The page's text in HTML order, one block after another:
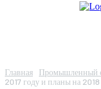
Главная Промышленный
2017 году и планы на 2018